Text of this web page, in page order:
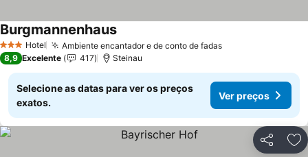
3 EstrelasHotel Ambiente encantador e de conto de fadas
Burgmannenhaus
8,9 Excelente 417 Steinau
Selecione as datas para ver os preços
exatos.
Ver preços
Partilhar